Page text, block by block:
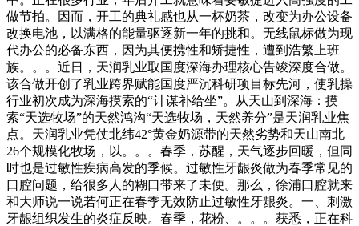
做节拍。因而，开工的典礼感也从一杯奶茶，改变为办公设备
改换电池，以满格的能量驱逐新一年的挑和。无线鼠标做为现
代办公的必备东西，因为其便携性和矫捷性，遭到浩繁上班
族。。。近日，天润乳业取国度深海办理核心告竣深度合做。
该合做开创了乳业跨界赋能国度严沉科研项目标先河，使乳操
行业初次成为深海摸索的“计谋补给坐”。从天山到深海：摸
索“天选牧场”的天然鸿沟“天选牧场，天然养分”是天润乳业焦
点。天润乳业凭仗北纬42°黄金奶源带的天然劣势和天山南北
26个规模化牧场，以。。。春季，苏醒，天气逐步回暖，但同
时也是过敏性疾病高发的季候。过敏性牙龈炎做为春季常见的
口腔问题，给很多人的糊口带来了未便。那么，徐浦口腔就来
和大师说一说若何正在春季无效防止过敏性牙龈炎。一、刺激
牙龈组织发生的炎症反映。春季，花粉、。。。获悉，正在科